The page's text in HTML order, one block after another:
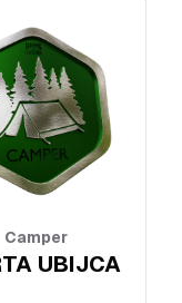
Camper
UBIJCA